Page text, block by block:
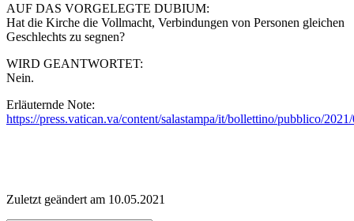
AUF DAS VORGELEGTE DUBIUM:
Hat die Kirche die Vollmacht, Verbindungen von Personen gleichen
Geschlechts zu segnen?
WIRD GEANTWORTET:
Nein.
Erläuternde Note:
https://press.vatican.va/content/salastampa/it/bollettino/pubblico/
Zuletzt geändert am 10­.05.2021